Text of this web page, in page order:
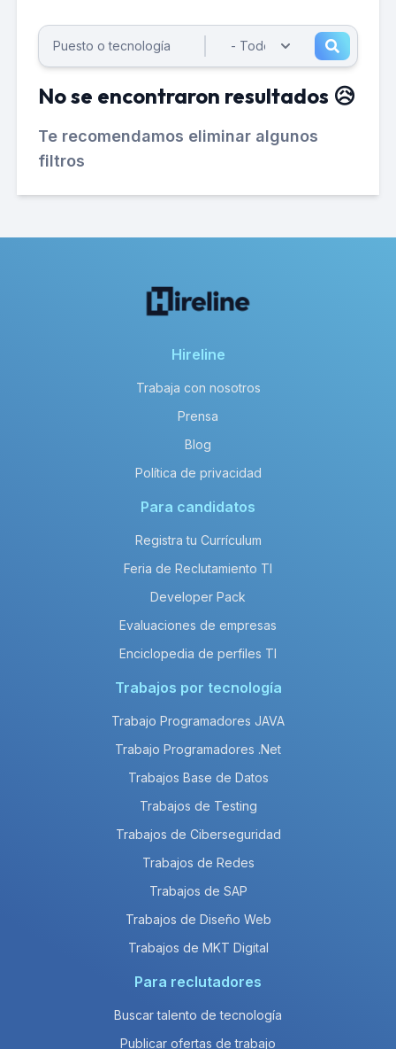
No se encontraron resultados 😥
Te recomendamos eliminar algunos
filtros
Hireline
Trabaja con nosotros
Prensa
Blog
Política de privacidad
Para candidatos
Registra tu Currículum
Feria de Reclutamiento TI
Developer Pack
Evaluaciones de empresas
Enciclopedia de perfiles TI
Trabajos por tecnología
Trabajo Programadores JAVA
Trabajo Programadores .Net
Trabajos Base de Datos
Trabajos de Testing
Trabajos de Ciberseguridad
Trabajos de Redes
Trabajos de SAP
Trabajos de Diseño Web
Trabajos de MKT Digital
Para reclutadores
Buscar talento de tecnología
Publicar ofertas de trabajo